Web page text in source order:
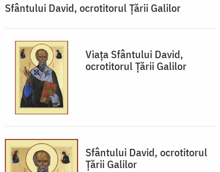
Sfântului David, ocrotitorul Țării Galilor
Viața Sfântului David,
ocrotitorul Țării Galilor
Sfântului David, ocrotitorul
Țării Galilor